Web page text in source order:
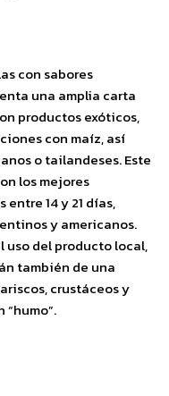
con sabores
una amplia carta
productos exóticos,
con maíz, así
o tailandeses. Este
los mejores
14 y 21 días,
y americanos.
uso del producto local,
también de una
crustáceos y